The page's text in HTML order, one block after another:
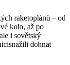
raketoplánů – od
kolo, až po
i sovětský
dohnat